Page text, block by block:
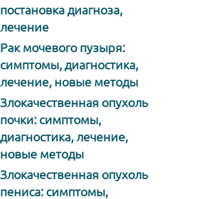
постановка диагноза,
лечение
Рак мочевого пузыря:
симптомы, диагностика,
лечение, новые методы
Злокачественная опухоль
почки: симптомы,
диагностика, лечение,
новые методы
Злокачественная опухоль
пениса: симптомы,